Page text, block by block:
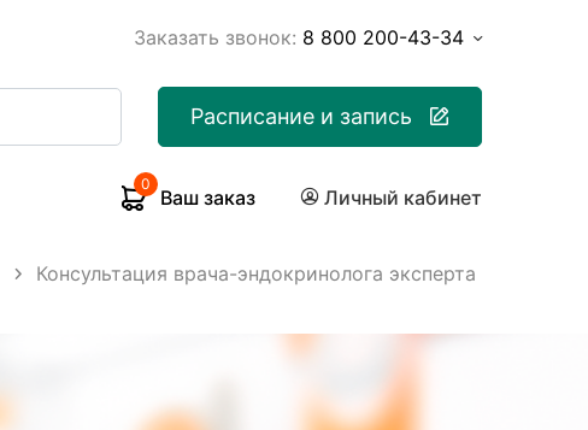
Заказать звонок: 8 800 200-43-34
Расписание и запись
0
Ваш заказ Личный кабинет
Консультация врача-эндокринолога эксперта